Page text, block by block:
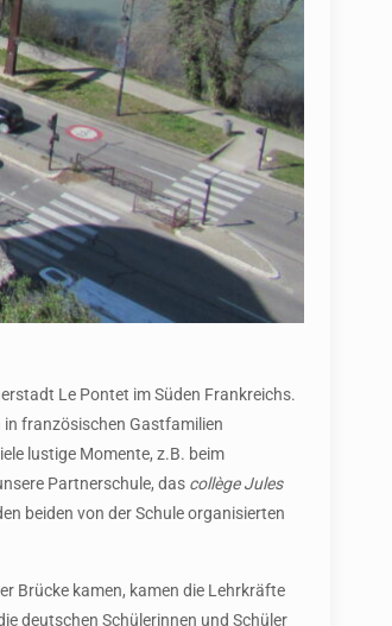
Le Pontet im Süden Frankreichs.
französischen Gastfamilien
lustige Momente, z.B. beim
Partnerschule, das collège Jules
beiden von der Schule organisierten
Brücke kamen, kamen die Lehrkräfte
deutschen Schülerinnen und Schüler